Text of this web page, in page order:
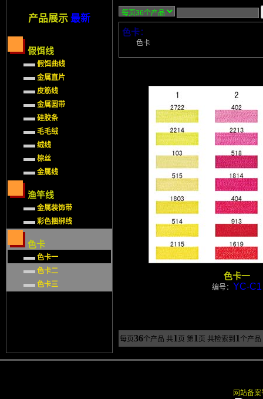
产品展示 最新
假饵线
假饵曲线
金属直片
皮筋线
金属圆带
硅胶条
毛毛绒
绒线
棕丝
金属线
渔竿线
金属装饰带
彩色捆绑线
色卡
色卡一
色卡二
色卡三
色卡：
色卡
色卡一
编号： YC-C1
每页36个产品 共1 页 第1 页 共检索到 1 个产品
网站备案